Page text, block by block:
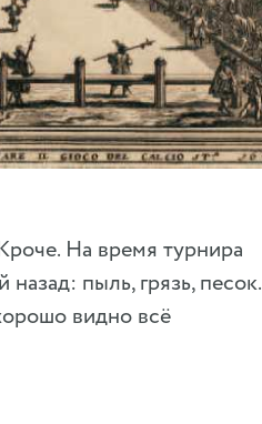
На время турнира
пыль, грязь, песок.
видно всё